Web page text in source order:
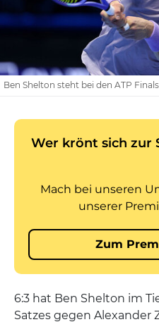
Ben Shelton steht bei den ATP
6:3 hat Ben Shelton im
Satzes gegen Alexander